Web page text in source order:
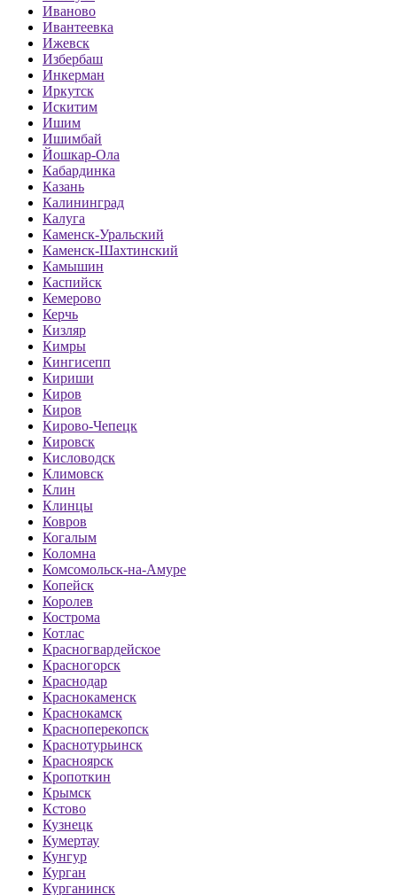
Иваново
Ивантеевка
Ижевск
Избербаш
Инкерман
Иркутск
Искитим
Ишим
Ишимбай
Йошкар-Ола
Кабардинка
Казань
Калининград
Калуга
Каменск-Уральский
Каменск-Шахтинский
Камышин
Каспийск
Кемерово
Керчь
Кизляр
Кимры
Кингисепп
Кириши
Киров
Киров
Кирово-Чепецк
Кировск
Кисловодск
Климовск
Клин
Клинцы
Ковров
Когалым
Коломна
Комсомольск-на-Амуре
Копейск
Королев
Кострома
Котлас
Красногвардейское
Красногорск
Краснодар
Краснокаменск
Краснокамск
Красноперекопск
Краснотурьинск
Красноярск
Кропоткин
Крымск
Кстово
Кузнецк
Кумертау
Кунгур
Курган
Курганинск